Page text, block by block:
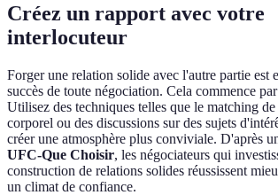
Créez un rapport avec votre
interlocuteur
Forger une relation solide avec l'autre partie est
succès de toute négociation. Cela commence
Utilisez des techniques telles que le matching
corporel ou des discussions sur des sujets
créer une atmosphère plus conviviale. D'après
UFC-Que Choisir, les négociateurs qui
construction de relations solides réussissent
un climat de confiance.